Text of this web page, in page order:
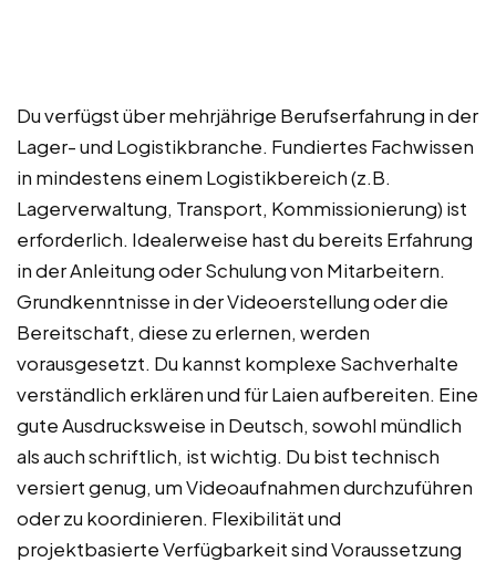
Du verfügst über mehrjährige Berufserfahrung in der
Lager- und Logistikbranche. Fundiertes Fachwissen
in mindestens einem Logistikbereich (z.B.
Lagerverwaltung, Transport, Kommissionierung) ist
erforderlich. Idealerweise hast du bereits Erfahrung
in der Anleitung oder Schulung von Mitarbeitern.
Grundkenntnisse in der Videoerstellung oder die
Bereitschaft, diese zu erlernen, werden
vorausgesetzt. Du kannst komplexe Sachverhalte
verständlich erklären und für Laien aufbereiten. Eine
gute Ausdrucksweise in Deutsch, sowohl mündlich
als auch schriftlich, ist wichtig. Du bist technisch
versiert genug, um Videoaufnahmen durchzuführen
oder zu koordinieren. Flexibilität und
projektbasierte Verfügbarkeit sind Voraussetzung